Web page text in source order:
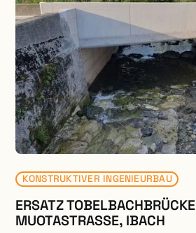
KONSTRUKTIVER INGENIEURBAU
ERSATZ TOBELBACHBRÜCKE
MUOTASTRASSE, IBACH